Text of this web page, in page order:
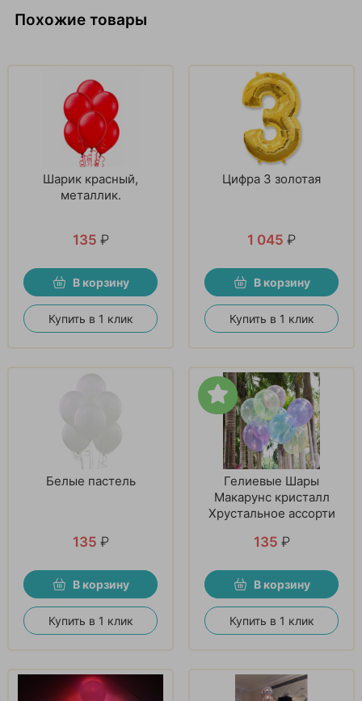
Похожие товары
Шарик красный,
металлик.
135 ₽
В корзину
Купить в 1 клик
Цифра 3 золотая
1 045 ₽
В корзину
Купить в 1 клик
Белые пастель
135 ₽
В корзину
Купить в 1 клик
Гелиевые Шары
Макарунс кристалл
Хрустальное ассорти
135 ₽
В корзину
Купить в 1 клик